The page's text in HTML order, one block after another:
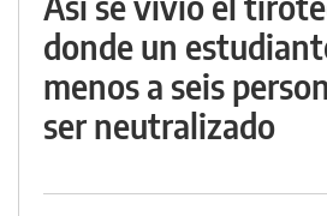
donde un
menos a seis
ser neutralizado